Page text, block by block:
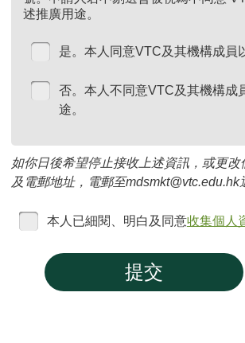
述推廣用途。
是。本人同意VTC及其機構成員
否。本人不同意VTC及其機構成
途。
如你日後希望停止接收上述資訊，或更
及電郵地址，電郵至mdsmkt@vtc.edu.hk
本人已細閱、明白及同意收集個人
提交